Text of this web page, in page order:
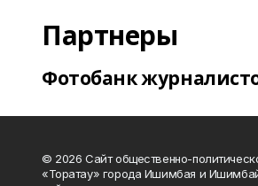
Партнеры
Фотобанк
© 2026 Сайт общественно-
«Торатау» города Ишимбая и